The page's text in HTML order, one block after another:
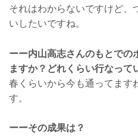
それはわからないですけど、
いしたいですね。
ーー内山高志さんのもとでの
ますか？どれくらい行なって
春くらいから今も通ってます
す。
ーーその成果は？